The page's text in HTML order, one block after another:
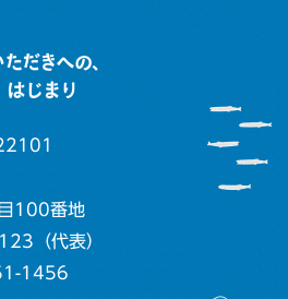
100番地
（代表）
1456